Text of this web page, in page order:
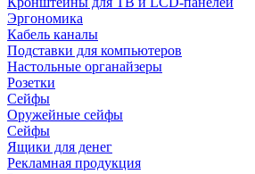
Эргономика
Кабель каналы
Подставки для компьютеров
Настольные органайзеры
Розетки
Сейфы
Оружейные сейфы
Сейфы
Ящики для денег
Рекламная продукция